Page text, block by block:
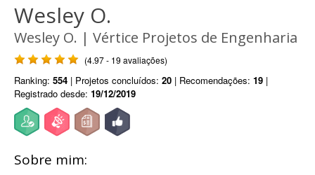
Wesley O.
Wesley O. | Vértice Projetos de Engenharia
(4.97 - 19 avaliações)
Ranking: 554 | Projetos concluídos: 20 | Recomendações: 19 |
Registrado desde: 19/12/2019
Sobre mim: